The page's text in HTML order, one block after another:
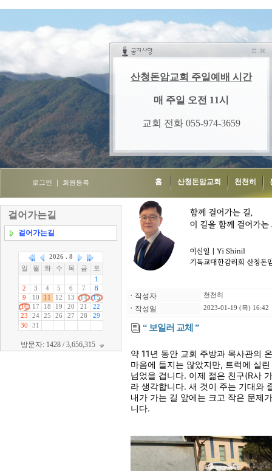
로그인 회원등록 홈 산청돈암교회 천천히
걸어가는길
걸어가는길
방문자: 1428 / 3,656,315
ㆍ 작성자 천천히
ㆍ 작성일 2023-01-19 (목) 16:42
“ 보일러 교체 ”
약 11년 동안 교회 주방과 목사관의
마음에 들지는 않았지만, 트럭에 실
넘었을 겁니다. 이제 젊은 친구(R사
라 생각합니다. 새 것이 주는 기대와
내가 가는 길 앞에는 크고 작은 문제
니다.